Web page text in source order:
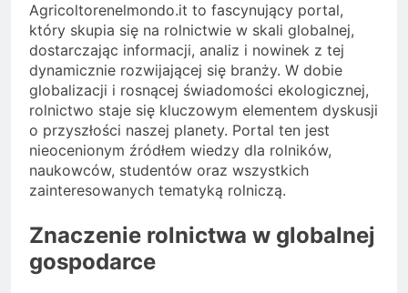
Agricoltorenelmondo.it to fascynujący portal,
który skupia się na rolnictwie w skali globalnej,
dostarczając informacji, analiz i nowinek z tej
dynamicznie rozwijającej się branży. W dobie
globalizacji i rosnącej świadomości ekologicznej,
rolnictwo staje się kluczowym elementem dyskusji
o przyszłości naszej planety. Portal ten jest
nieocenionym źródłem wiedzy dla rolników,
naukowców, studentów oraz wszystkich
zainteresowanych tematyką rolniczą.
Znaczenie rolnictwa w globalnej
gospodarce